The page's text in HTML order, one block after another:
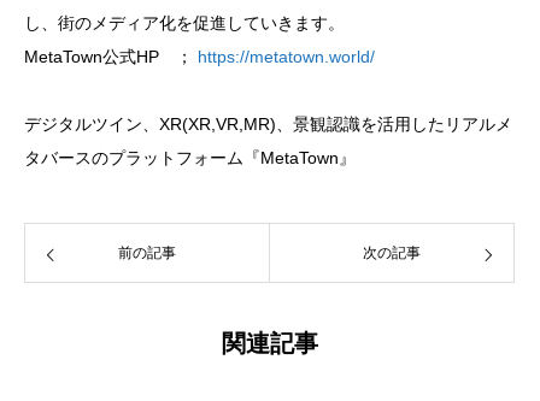
し、街のメディア化を促進していきます。
MetaTown公式HP ； https://metatown.world/
デジタルツイン、XR(XR,VR,MR)、景観認識を活用したリアルメ
タバースのプラットフォーム『MetaTown』
前の記事 次の記事
関連記事